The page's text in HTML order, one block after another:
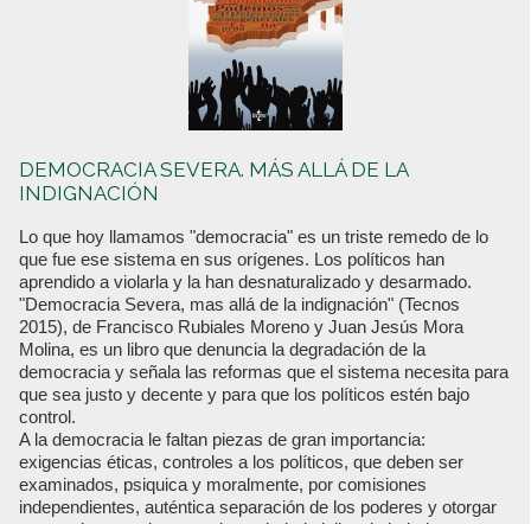
DEMOCRACIA SEVERA. MÁS ALLÁ DE LA
INDIGNACIÓN
Lo que hoy llamamos "democracia" es un triste remedo de lo
que fue ese sistema en sus orígenes. Los políticos han
aprendido a violarla y la han desnaturalizado y desarmado.
"Democracia Severa, mas allá de la indignación" (Tecnos
2015), de Francisco Rubiales Moreno y Juan Jesús Mora
Molina, es un libro que denuncia la degradación de la
democracia y señala las reformas que el sistema necesita para
que sea justo y decente y para que los políticos estén bajo
control.
A la democracia le faltan piezas de gran importancia:
exigencias éticas, controles a los políticos, que deben ser
examinados, psiquica y moralmente, por comisiones
independientes, auténtica separación de los poderes y otorgar